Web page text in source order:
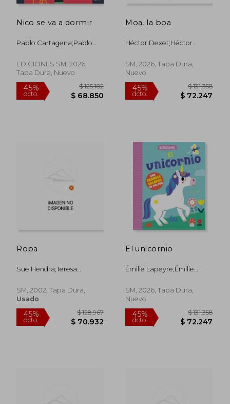
45%
dcto. $
Nico se va a dormir
Pablo Cartagena;Pablo
Tellechea
EDICIONES SM, 2026,
Tapa Dura, Nuevo
Moa, la boa
Héctor Dexet;Héctor
SM, 2026, Tapa Dura,
Nuevo
Ropa
Sue Hendra;Teresa
SM, 2002, Tapa Dura,
Usado
El unicornio
Émilie Lapeyre;Émilie
SM, 2026, Tapa Dura,
Nuevo